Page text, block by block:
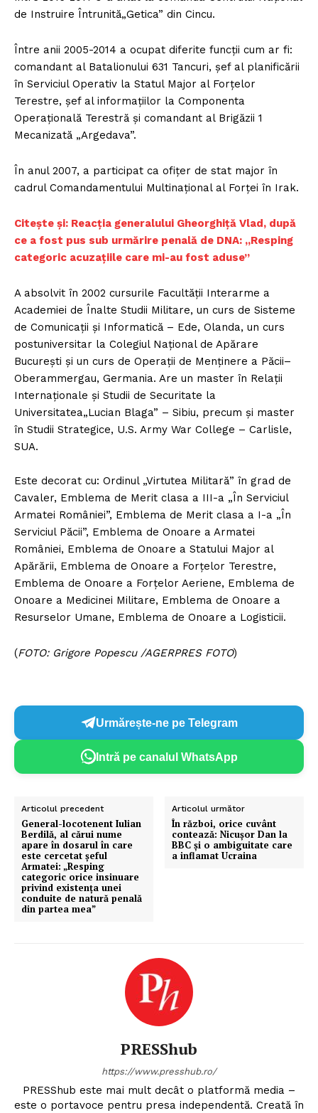
de Instruire Întrunită„Getica” din Cincu.
Între anii 2005-2014 a ocupat diferite funcții cum ar fi:
comandant al Batalionului 631 Tancuri, şef al planificării
în Serviciul Operativ la Statul Major al Forţelor
Terestre, şef al informaţiilor la Componenta
Operaţională Terestră şi comandant al Brigăzii 1
Mecanizată „Argedava”.
În anul 2007, a participat ca ofiţer de stat major în
cadrul Comandamentului Multinaţional al Forţei în Irak.
Citește și: Reacția generalului Gheorghiță Vlad, după
ce a fost pus sub urmărire penală de DNA: „Resping
categoric acuzațiile care mi-au fost aduse”
A absolvit în 2002 cursurile Facultăţii Interarme a
Academiei de Înalte Studii Militare, un curs de Sisteme
de Comunicaţii şi Informatică – Ede, Olanda, un curs
postuniversitar la Colegiul Naţional de Apărare
Bucureşti și un curs de Operaţii de Menţinere a Păcii–
Oberammergau, Germania. Are un master în Relaţii
Internaţionale şi Studii de Securitate la
Universitatea„Lucian Blaga” – Sibiu, precum şi master
în Studii Strategice, U.S. Army War College – Carlisle,
SUA.
Este decorat cu: Ordinul „Virtutea Militară” în grad de
Cavaler, Emblema de Merit clasa a III-a „În Serviciul
Armatei României”, Emblema de Merit clasa a I-a „În
Serviciul Păcii”, Emblema de Onoare a Armatei
României, Emblema de Onoare a Statului Major al
Apărării, Emblema de Onoare a Forţelor Terestre,
Emblema de Onoare a Forțelor Aeriene, Emblema de
Onoare a Medicinei Militare, Emblema de Onoare a
Resurselor Umane, Emblema de Onoare a Logisticii.
(FOTO: Grigore Popescu /AGERPRES FOTO)
Urmărește-ne pe Telegram
Intră pe canalul WhatsApp
Articolul precedent
General-locotenent Iulian
Berdilă, al cărui nume
apare în dosarul în care
este cercetat șeful
Armatei: „Resping
categoric orice insinuare
privind existența unei
conduite de natură penală
din partea mea”
Articolul următor
În război, orice cuvânt
contează: Nicușor Dan la
BBC și o ambiguitate care
a inflamat Ucraina
PRESShub
https://www.presshub.ro/
PRESShub este mai mult decât o platformă media –
este o portavoce pentru presa independentă. Creată în